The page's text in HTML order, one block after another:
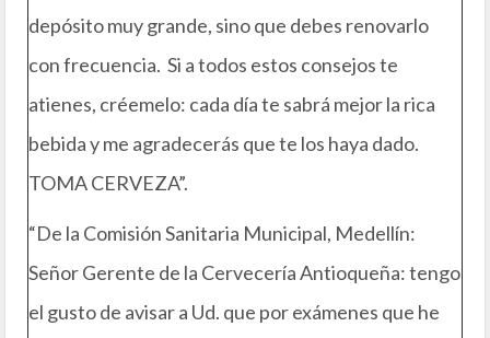
depósito muy grande, sino que debes renovarlo
con frecuencia. Si a todos estos consejos te
atienes, créemelo: cada día te sabrá mejor la rica
bebida y me agradecerás que te los haya dado.
TOMA CERVEZA”.
“De la Comisión Sanitaria Municipal, Medellín:
Señor Gerente de la Cervecería Antioqueña: tengo
el gusto de avisar a Ud. que por exámenes que he